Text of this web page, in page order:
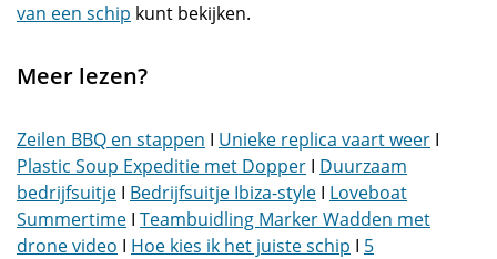
van een schip kunt bekijken.
Meer lezen?
Zeilen BBQ en stappen I Unieke replica vaart weer I
Plastic Soup Expeditie met Dopper I Duurzaam
bedrijfsuitje I Bedrijfsuitje Ibiza-style I Loveboat
Summertime I Teambuidling Marker Wadden met
drone video I Hoe kies ik het juiste schip I 5